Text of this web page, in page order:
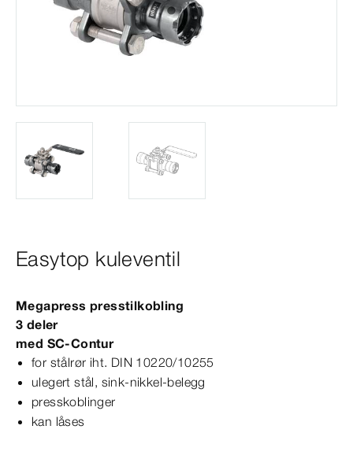
Easytop kuleventil
Megapress presstilkobling
3 deler
med SC‑Contur
for stålrør iht. DIN 10220/10255
ulegert stål, sink-​nikkel-​belegg
presskoblinger
kan låses